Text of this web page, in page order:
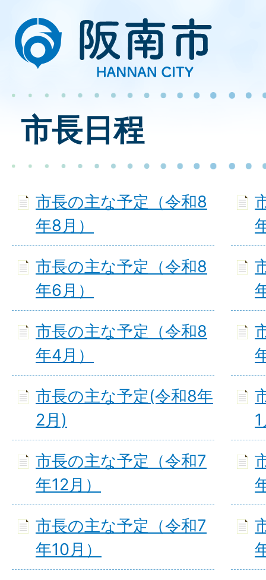
市長日程
市長の主な予定（令和8
年8月）
市長の主な予定（令和8
年6月）
市長の主な予定（令和8
年4月）
市長の主な予定(令和8年
2月)
市長の主な予定（令和7
年12月）
市長の主な予定（令和7
年10月）